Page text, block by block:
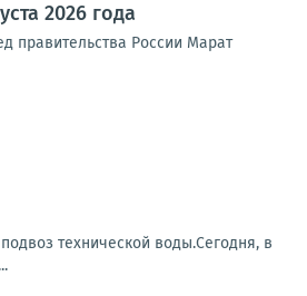
2026 года
правительства России Марат
технической воды.Сегодня, в